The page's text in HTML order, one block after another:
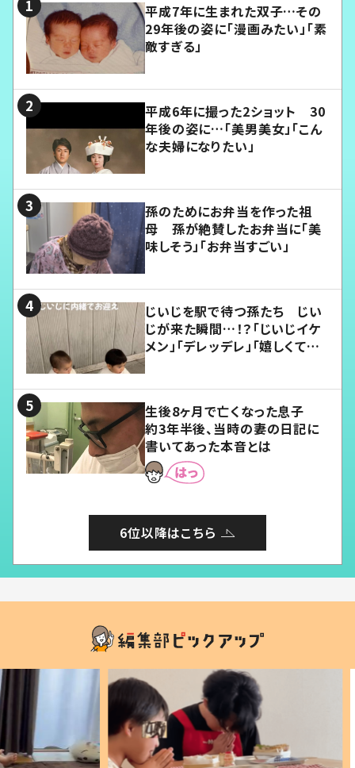
平成7年に生まれた双子…その
29年後の姿に「漫画みたい」「素
敵すぎる」
平成6年に撮った2ショット 30
年後の姿に…「美男美女」「こん
な夫婦になりたい」
孫のためにお弁当を作った祖
母 孫が絶賛したお弁当に「美
味しそう」「お弁当すごい」
じいじを駅で待つ孫たち じい
じが来た瞬間…！？「じいじイケ
メン」「デレッデレ」「嬉しくて可
生後8ヶ月で亡くなった息子
約3年半後、当時の妻の日記に
書いてあった本音とは
6位以降はこちら